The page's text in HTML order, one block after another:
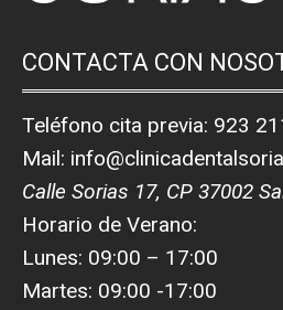
CONTACTA CON
Teléfono cita previa: 923
Mail:
Calle Sorias 17, CP 37002
Horario de Verano:
Lunes: 09:00 – 17:00
Martes: 09:00 -17:00